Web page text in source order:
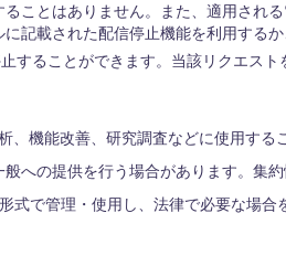
ことはありません。また、適用され
記載された配信停止機能を利用するか
ることができます。当該リクエスト
機能改善、研究調査などに使用する
への提供を行う場合があります。集
で管理・使用し、法律で必要な場合